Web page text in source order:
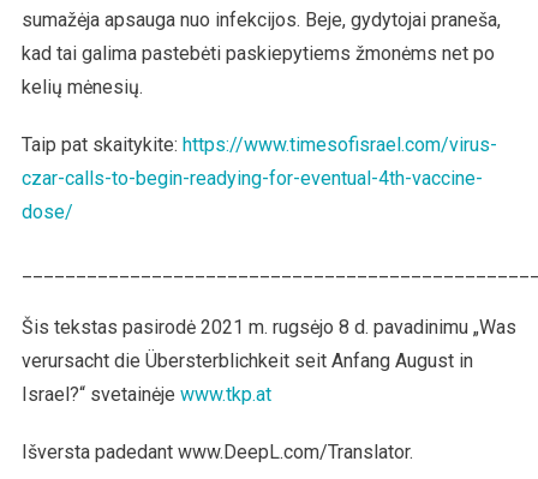
sumažėja apsauga nuo infekcijos. Beje, gydytojai praneša,
kad tai galima pastebėti paskiepytiems žmonėms net po
kelių mėnesių.
Taip pat skaitykite: https://www.timesofisrael.com/virus-
czar-calls-to-begin-readying-for-eventual-4th-vaccine-
dose/
Šis tekstas pasirodė 2021 m. rugsėjo 8 d. pavadinimu „Was
verursacht die Übersterblichkeit seit Anfang August in
Israel?“ svetainėje www.tkp.at
Išversta padedant www.DeepL.com/Translator.